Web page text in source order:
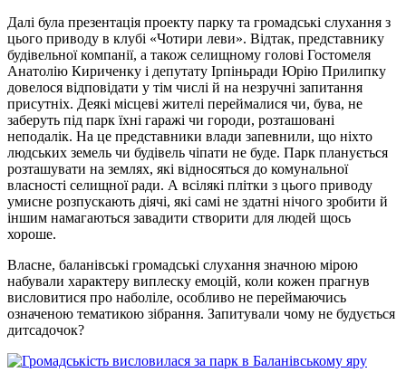
Далі була презентація проекту парку та громадські слухання з
цього приводу в клубі «Чотири леви». Відтак, представнику
будівельної компанії, а також селищному голові Гостомеля
Анатолію Кириченку і депутату Ірпіньради Юрію Прилипку
довелося відповідати у тім числі й на незручні запитання
присутніх. Деякі місцеві жителі переймалися чи, бува, не
заберуть під парк їхні гаражі чи городи, розташовані
неподалік. На це представники влади запевнили, що ніхто
людських земель чи будівель чіпати не буде. Парк планується
розташувати на землях, які відносяться до комунальної
власності селищної ради. А всілякі плітки з цього приводу
умисне розпускають діячі, які самі не здатні нічого зробити й
іншим намагаються завадити створити для людей щось
хороше.
Власне, баланівські громадські слухання значною мірою
набували характеру виплеску емоцій, коли кожен прагнув
висловитися про наболіле, особливо не переймаючись
означеною тематикою зібрання. Запитували чому не будується
дитсадочок?